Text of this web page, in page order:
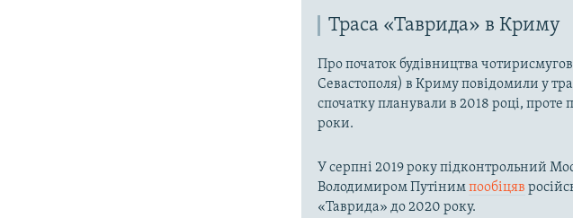
Траса «Таврида» в Криму
Про початок будівництва
Севастополя) в Криму повідомили у
спочатку планували в 2018 році,
роки.
У серпні 2019 року підконтрольний
Володимиром Путінимпообіцяв
«Таврида» до 2020 року.